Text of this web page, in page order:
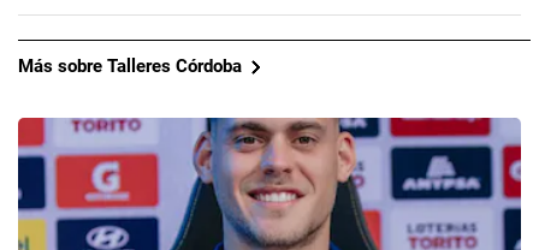
Más sobre Talleres Córdoba